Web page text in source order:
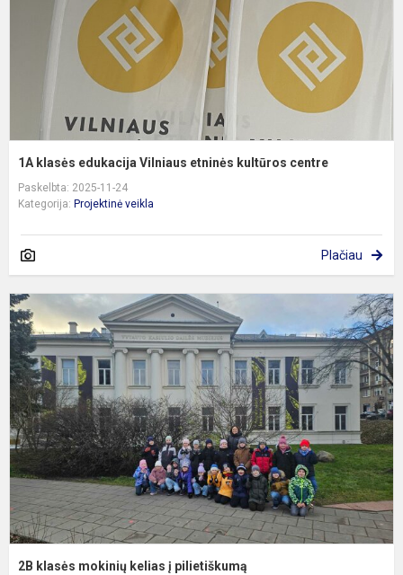
1A klasės edukacija Vilniaus etninės kultūros centre
Paskelbta: 2025-11-24
Kategorija: Projektinė veikla
Plačiau
2B klasės mokinių kelias į pilietiškumą